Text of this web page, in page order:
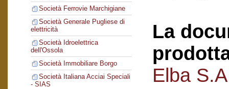
Società Ferrovie Marchigiane
Società Generale Pugliese di
elettricità
Società Idroelettrica
dell'Ossola
Società Immobiliare Borgo
Società Italiana Acciai Speciali
- SIAS
La
Elba